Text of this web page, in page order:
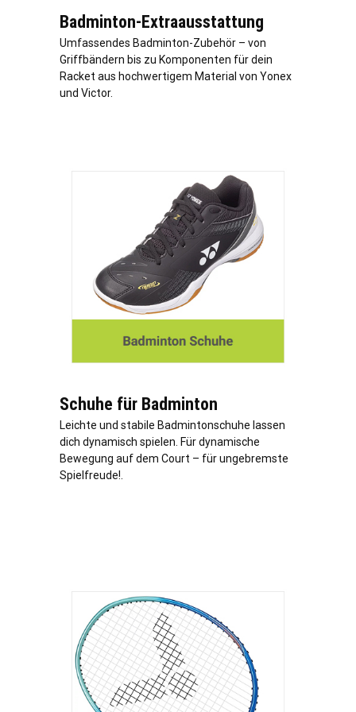
Badminton-Extraausstattung
Umfassendes Badminton-Zubehör – von
Griffbändern bis zu Komponenten für dein
Racket aus hochwertigem Material von Yonex
und Victor.
Schuhe für Badminton
Leichte und stabile Badmintonschuhe lassen
dich dynamisch spielen. Für dynamische
Bewegung auf dem Court – für ungebremste
Spielfreude!.